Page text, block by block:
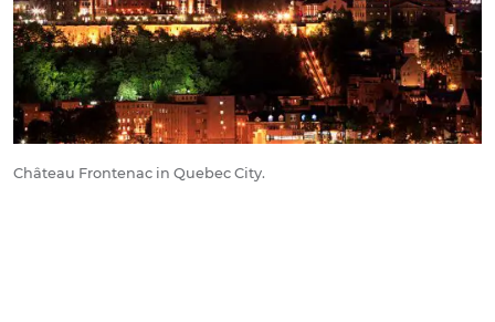
Château Frontenac in Quebec City.